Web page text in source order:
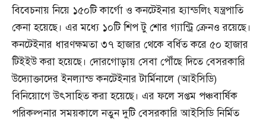
বিবেচনায় নিয়ে ১৫০টি কার্গো ও কনটেইনার হ্যান্ডলিং যন্ত্রপাতি
কেনা হয়েছে। এর মধ্যে ১০টি শিপ টু শোর গ্যান্ট্রি ক্রেনও রয়েছে।
কনটেইনার ধারণক্ষমতা ৩৭ হাজার থেকে বর্ধিত করে ৫০ হাজার
টিইইউ করা হয়েছে। দোরগোড়ায় সেবা পৌঁছে দিতে বেসরকারি
উদ্যোক্তাদের ইনল্যান্ড কনটেইনার টার্মিনালে (আইসিডি)
বিনিয়োগে উৎসাহিত করা হয়েছে। এর ফলে সপ্তম পঞ্চবার্ষিক
পরিকল্পনার সময়কালে নতুন দুটি বেসরকারি আইসিডি নির্মিত